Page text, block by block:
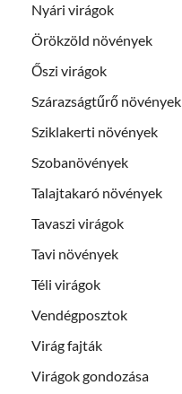
Nyári virágok
Örökzöld növények
Őszi virágok
Szárazságtűrő növények
Sziklakerti növények
Szobanövények
Talajtakaró növények
Tavaszi virágok
Tavi növények
Téli virágok
Vendégposztok
Virág fajták
Virágok gondozása